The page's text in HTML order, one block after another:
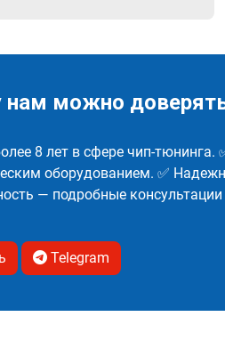
нам можно
8 лет в сфере чип-
оборудованием. ✅
— подробные
Telegram